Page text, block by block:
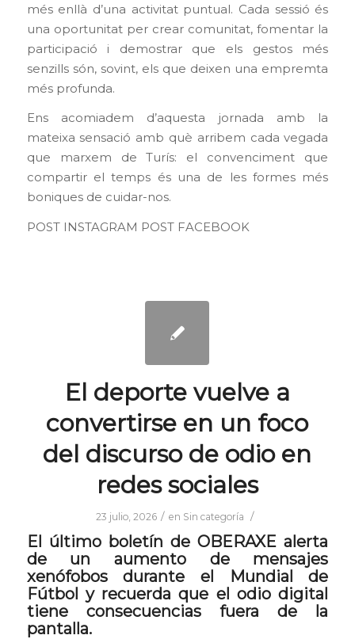
més enllà d’una activitat puntual. Cada sessió és
una oportunitat per crear comunitat, fomentar la
participació i demostrar que els gestos més
senzills són, sovint, els que deixen una empremta
més profunda.
Ens acomiadem d’aquesta jornada amb la
mateixa sensació amb què arribem cada vegada
que marxem de Turís: el convenciment que
compartir el temps és una de les formes més
boniques de cuidar-nos.
POST INSTAGRAM POST FACEBOOK
El deporte vuelve a
convertirse en un foco
del discurso de odio en
redes sociales
23 julio, 2026 / en Sin categoría /
El último boletín de OBERAXE alerta
de un aumento de mensajes
xenófobos durante el Mundial de
Fútbol y recuerda que el odio digital
tiene consecuencias fuera de la
pantalla.